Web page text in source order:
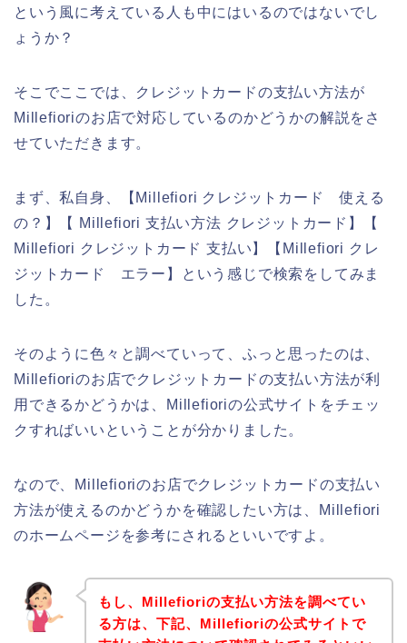
という風に考えている人も中にはいるのではないでし
ょうか？
そこでここでは、クレジットカードの支払い方法が
Millefioriのお店で対応しているのかどうかの解説をさ
せていただきます。
まず、私自身、【Millefiori クレジットカード 使える
の？】【 Millefiori 支払い方法 クレジットカード】【
Millefiori クレジットカード 支払い】【Millefiori クレ
ジットカード エラー】という感じで検索をしてみま
した。
そのように色々と調べていって、ふっと思ったのは、
Millefioriのお店でクレジットカードの支払い方法が利
用できるかどうかは、Millefioriの公式サイトをチェッ
クすればいいということが分かりました。
なので、Millefioriのお店でクレジットカードの支払い
方法が使えるのかどうかを確認したい方は、Millefiori
のホームページを参考にされるといいですよ。
もし、Millefioriの支払い方法を調べてい
る方は、下記、Millefioriの公式サイトで